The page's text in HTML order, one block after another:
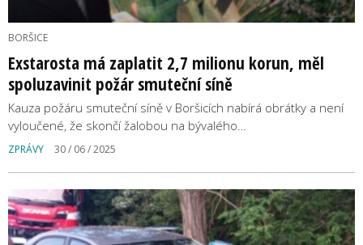
BORŠICE
Exstarosta má zaplatit 2,7 milionu korun, měl
spoluzavinit požár smuteční síně
Kauza požáru smuteční síně v Boršicích nabírá obrátky a není
vyloučené, že skončí žalobou na bývalého…
ZPRÁVY 30 / 06 / 2025